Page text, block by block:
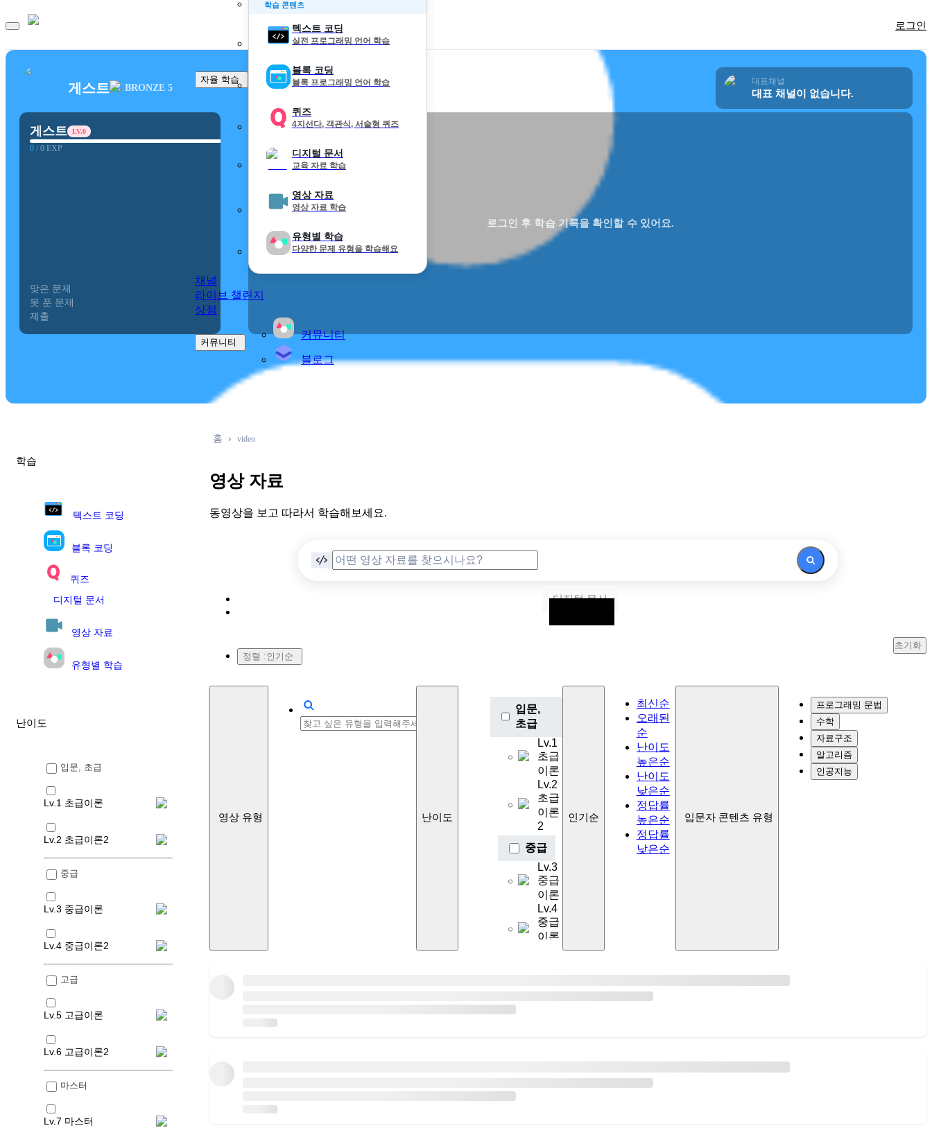
자율 학습
학습 콘텐츠
텍스트 코딩
실전 프로그래밍 언어 학습
블록 코딩
블록 프로그래밍 언어 학습
퀴즈
4지선다, 객관식, 서술형 퀴즈
디지털 문서
교육 자료 학습
영상 자료
영상 자료 학습
유형별 학습
다양한 문제 유형을 학습해요
채널
라이브 챌린지
상점
커뮤니티
커뮤니티
블로그
로그인
게스트 BRONZE 5
대표채널
대표 채널이 없습니다.
게스트 LV.0
0 / 0 EXP
맞은 문제
못 푼 문제
0
제출
로그인 후 학습 기록을 확인할 수 있어요.
학습
텍스트 코딩
블록 코딩
퀴즈
디지털 문서
영상 자료
유형별 학습
난이도
입문, 초급
Lv.1 초급이론
Lv.2 초급이론2
중급
Lv.3 중급이론
Lv.4 중급이론2
고급
Lv.5 고급이론
Lv.6 고급이론2
마스터
Lv.7 마스터
홈 video
영상 자료
동영상을 보고 따라서 학습해보세요.
디지털 문서
정렬 :인기순
초기화
영상 유형 난이도
입문,
초급
Lv.1
초급
이론
Lv.2
초급
이론
2
중급
Lv.3
중급
이론
Lv.4
중급
이론
고급
인기순
최신순
오래된
순
난이도
높은순
난이도
낮은순
정답률
높은순
정답률
낮은순
입문자 콘텐츠 유형
프로그래밍 문법
수학
자료구조
알고리즘
인공지능